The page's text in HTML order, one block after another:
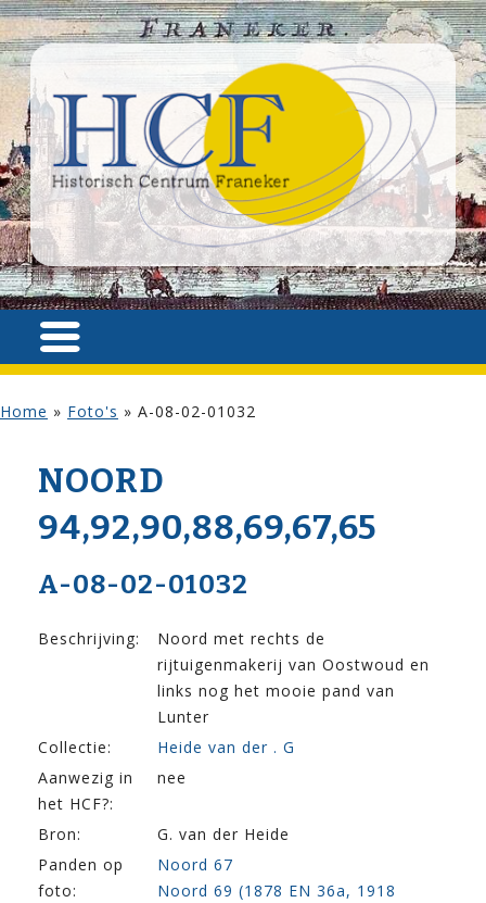
Home » Foto's » A-08-02-01032
NOORD
94,92,90,88,69,67,65
A-08-02-01032
Beschrijving:
Noord met rechts de
rijtuigenmakerij van Oostwoud en
links nog het mooie pand van
Lunter
Collectie:
Heide van der . G
Aanwezig in
het HCF?:
nee
Bron:
G. van der Heide
Panden op
foto:
Noord 67
Noord 69 (1878 EN 36a, 1918